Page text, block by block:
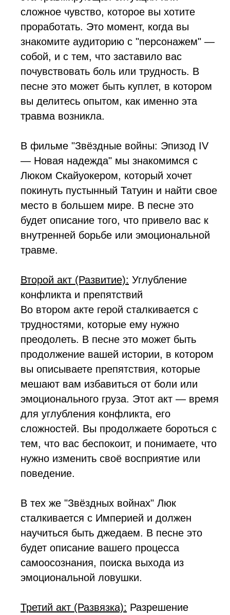
сложное чувство, которое вы хотите
проработать. Это момент, когда вы
знакомите аудиторию с "персонажем" —
собой, и с тем, что заставило вас
почувствовать боль или трудность. В
песне это может быть куплет, в котором
вы делитесь опытом, как именно эта
травма возникла.
В фильме "Звёздные войны: Эпизод IV
— Новая надежда" мы знакомимся с
Люком Скайуокером, который хочет
покинуть пустынный Татуин и найти свое
место в большем мире. В песне это
будет описание того, что привело вас к
внутренней борьбе или эмоциональной
травме.
Второй акт (Развитие): Углубление
конфликта и препятствий
Во втором акте герой сталкивается с
трудностями, которые ему нужно
преодолеть. В песне это может быть
продолжение вашей истории, в котором
вы описываете препятствия, которые
мешают вам избавиться от боли или
эмоционального груза. Этот акт — время
для углубления конфликта, его
сложностей. Вы продолжаете бороться с
тем, что вас беспокоит, и понимаете, что
нужно изменить своё восприятие или
поведение.
В тех же "Звёздных войнах" Люк
сталкивается с Империей и должен
научиться быть джедаем. В песне это
будет описание вашего процесса
самоосознания, поиска выхода из
эмоциональной ловушки.
Третий акт (Развязка): Разрешение